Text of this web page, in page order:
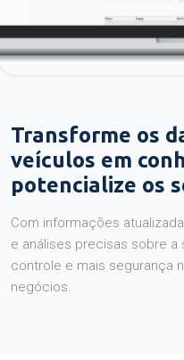
Transforme os
veículos em
potencialize os
Com informações
e análises precisas sobre
controle e mais segurança
negócios.